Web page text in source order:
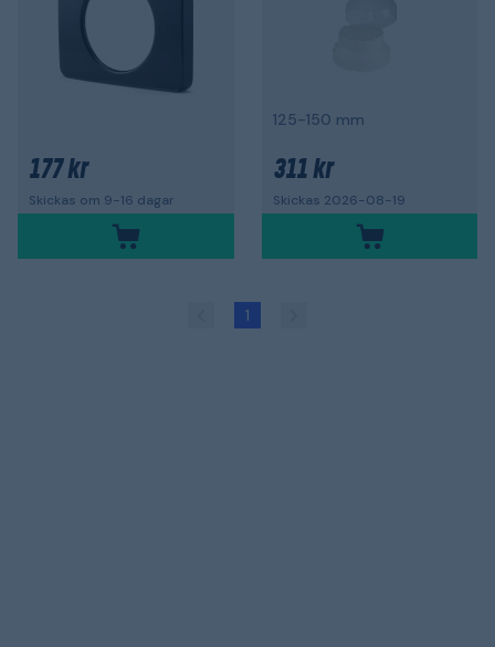
177 kr
Skickas om 9-16 dagar
125-150 mm
311 kr
Skickas 2026-08-19
1